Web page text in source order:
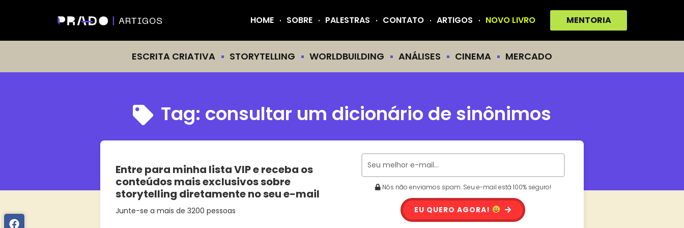
HOME SOBRE PALESTRAS CONTATO ARTIGOS NOVO LIVRO MENTORIA
ESCRITA CRIATIVA STORYTELLING WORLDBUILDING ANÁLISES CINEMA MERCADO
Tag: consultar um dicionário de sinônimos
Entre para minha lista VIP e receba os
conteúdos mais exclusivos sobre
storytelling diretamente no seu e-mail
Junte-se a mais de 3200 pessoas
Nós não enviamos spam. Seu e-mail está 100% seguro!
EU QUERO AGORA!